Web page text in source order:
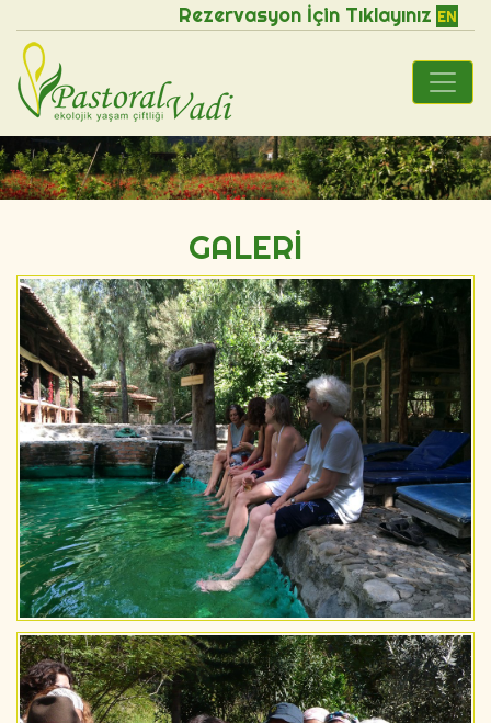
Rezervasyon İçin Tıklayınız EN
GALERİ